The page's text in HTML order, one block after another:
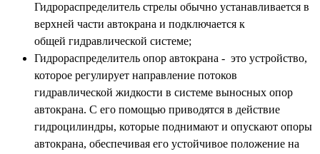
Гидрораспределитель стрелы обычно устанавливается в
верхней части автокрана и подключается к
общей гидравлической системе;
Гидрораспределитель опор автокрана - это устройство,
которое регулирует направление потоков
гидравлической жидкости в системе выносных опор
автокрана. С его помощью приводятся в действие
гидроцилиндры, которые поднимают и опускают опоры
автокрана, обеспечивая его устойчивое положение на